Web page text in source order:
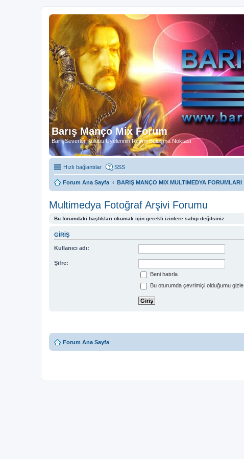
Barış Manço Mix Forum
BarışSeverler Kulübü Üyelerinin Resmi Buluşma Noktası
Hızlı bağlantılar SSS
Forum Ana Sayfa BARIŞ MANÇO MIX MULTIMEDYA FORUMLARI
Multimedya Fotoğraf Arşivi Forumu
Bu forumdaki başlıkları okumak için gerekli izinlere sahip değilsiniz.
GIRIŞ
Kullanıcı adı:
Şifre:
Beni hatırla
Bu oturumda çevrimiçi olduğumu gizle
Forum Ana Sayfa